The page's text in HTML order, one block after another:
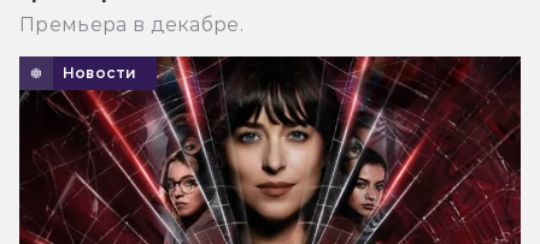
Премьера в декабре.
Новости